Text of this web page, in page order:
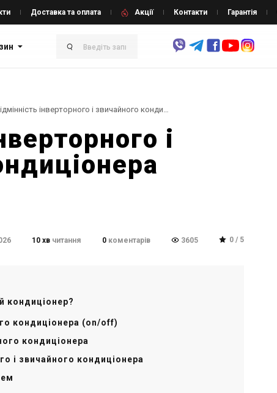
Доставка та оплата Акції Контакти Гарантія
❄️Відмінність інверторного і звичайного кондиціонера
і
10 хв читання 0 коментарів 3605 0 / 5
кондиціонер?
кондиціонера (on/off)
кондиціонера
і звичайного кондиціонера